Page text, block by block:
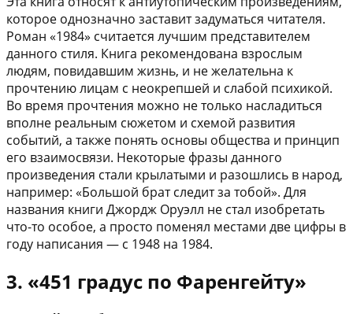
которое однозначно заставит задуматься читателя.
Роман «1984» считается лучшим представителем
данного стиля. Книга рекомендована взрослым
людям, повидавшим жизнь, и не желательна к
прочтению лицам с неокрепшей и слабой психикой.
Во время прочтения можно не только насладиться
вполне реальным сюжетом и схемой развития
событий, а также понять основы общества и принцип
его взаимосвязи. Некоторые фразы данного
произведения стали крылатыми и разошлись в народ,
например: «Большой брат следит за тобой». Для
названия книги Джордж Оруэлл не стал изобретать
что-то особое, а просто поменял местами две цифры в
году написания — с 1948 на 1984.
3. «451 градус по Фаренгейту»